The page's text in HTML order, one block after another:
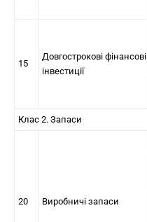
15
Довгострокові фінансові
інвестиції
Клас 2. Запаси
20 Виробничі запаси